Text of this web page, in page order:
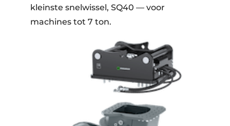
kleinste snelwissel, SQ40 — voor
machines tot 7 ton.